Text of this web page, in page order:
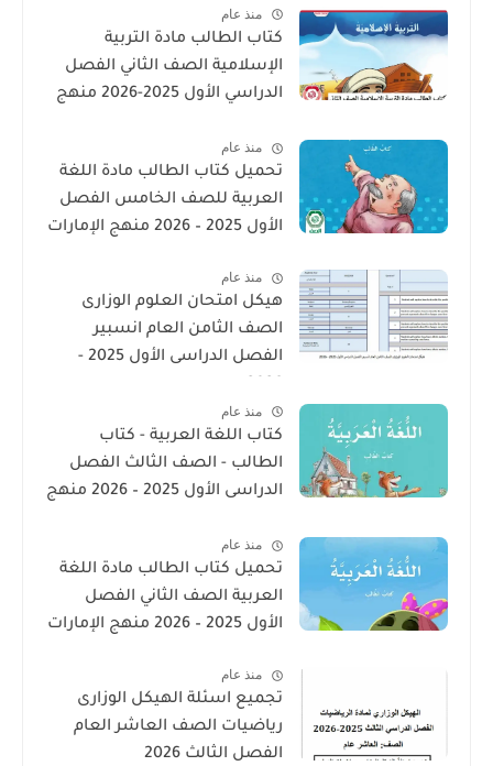
منذ عام
كتاب الطالب مادة التربية
الإسلامية الصف الثاني الفصل
الدراسي الأول 2025-2026 منهج
منذ عام
تحميل كتاب الطالب مادة اللغة
العربية للصف الخامس الفصل
الأول 2025 – 2026 منهج الإمارات
منذ عام
هيكل امتحان العلوم الوزارى
الصف الثامن العام انسبير
الفصل الدراسى الأول 2025 -
منذ عام
كتاب اللغة العربية - كتاب
الطالب - الصف الثالث الفصل
الدراسى الأول 2025 – 2026 منهج
منذ عام
تحميل كتاب الطالب مادة اللغة
العربية الصف الثاني الفصل
الأول 2025 – 2026 منهج الإمارات
منذ عام
تجميع اسئلة الهيكل الوزارى
رياضيات الصف العاشر العام
الفصل الثالث 2026